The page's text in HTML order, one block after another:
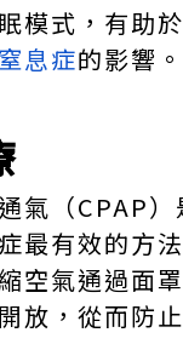
模式，有助
息症的影響。
氣（CPAP
最有效的方
空氣通過面
放，從而防